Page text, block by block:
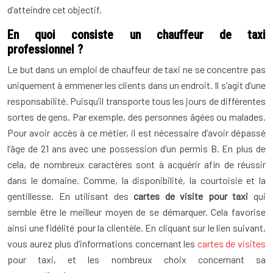
d’atteindre cet objectif.
En quoi consiste un chauffeur de taxi
professionnel ?
Le but dans un emploi de chauffeur de taxi ne se concentre pas
uniquement à emmener les clients dans un endroit. Il s’agit d’une
responsabilité. Puisqu’il transporte tous les jours de différentes
sortes de gens. Par exemple, des personnes âgées ou malades.
Pour avoir accès à ce métier, il est nécessaire d’avoir dépassé
l’âge de 21 ans avec une possession d’un permis B. En plus de
cela, de nombreux caractères sont à acquérir afin de réussir
dans le domaine. Comme, la disponibilité, la courtoisie et la
gentillesse. En utilisant descartes de visite pour taxi qui
semble être le meilleur moyen de se démarquer. Cela favorise
ainsi une fidélité pour la clientèle. En cliquant sur le lien suivant,
vous aurez plus d’informations concernant les cartes de visites
pour taxi, et les nombreux choix concernant sa